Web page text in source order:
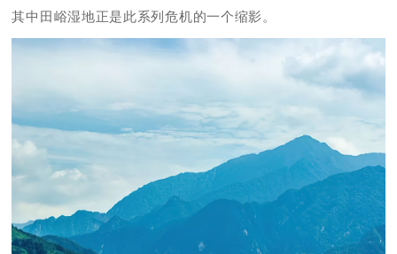
其中田峪湿地正是此系列危机的一个缩影。